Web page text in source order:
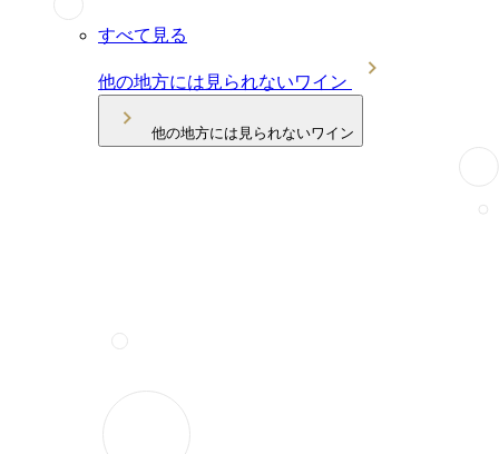
すべて見る
他の地方には見られないワイン
他の地方には見られないワイン